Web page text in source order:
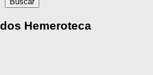
Hemeroteca